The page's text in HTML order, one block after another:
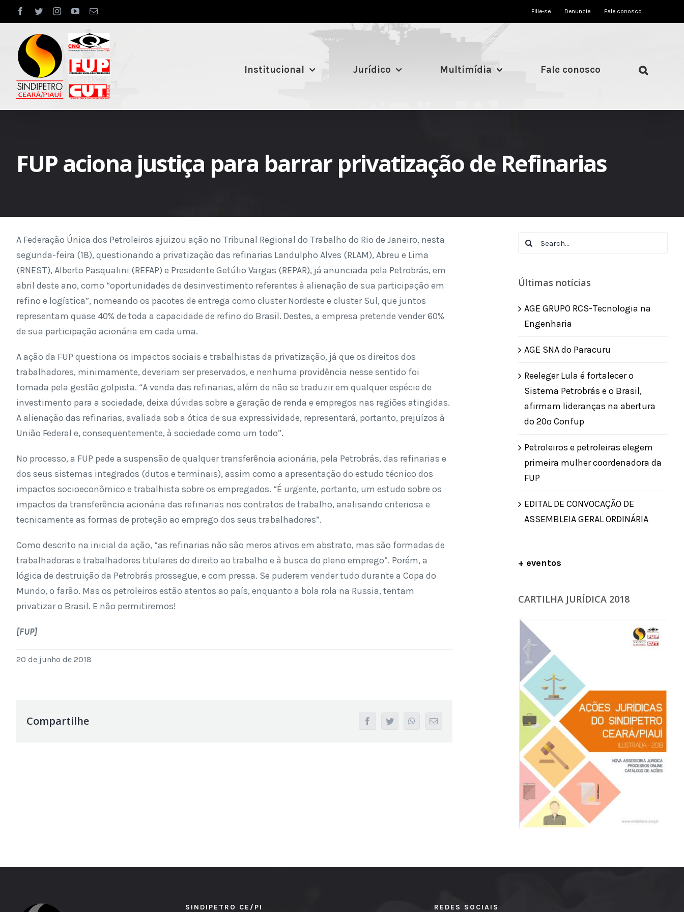
to
content
facebook
twitterinstagram
youtubeEmail Filie-se Denuncie Fale conosco
Institucional Jurídico Multimídia Fale conosco
FUP aciona justiça para barrar privatização de Refinarias
A Federação Única dos Petroleiros ajuizou ação no Tribunal Regional do Trabalho do Rio de Janeiro, nesta
segunda-feira (18), questionando a privatização das refinarias Landulpho Alves (RLAM), Abreu e Lima
(RNEST), Alberto Pasqualini (REFAP) e Presidente Getúlio Vargas (REPAR), já anunciada pela Petrobrás, em
abril deste ano, como “oportunidades de desinvestimento referentes à alienação de sua participação em
refino e logística”, nomeando os pacotes de entrega como cluster Nordeste e cluster Sul, que juntos
representam quase 40% de toda a capacidade de refino do Brasil. Destes, a empresa pretende vender 60%
de sua participação acionária em cada uma.
A ação da FUP questiona os impactos sociais e trabalhistas da privatização, já que os direitos dos
trabalhadores, minimamente, deveriam ser preservados, e nenhuma providência nesse sentido foi
tomada pela gestão golpista. “A venda das refinarias, além de não se traduzir em qualquer espécie de
investimento para a sociedade, deixa dúvidas sobre a geração de renda e empregos nas regiões atingidas.
A alienação das refinarias, avaliada sob a ótica de sua expressividade, representará, portanto, prejuízos à
União Federal e, consequentemente, à sociedade como um todo”.
No processo, a FUP pede a suspensão de qualquer transferência acionária, pela Petrobrás, das refinarias e
dos seus sistemas integrados (dutos e terminais), assim como a apresentação do estudo técnico dos
impactos socioeconômico e trabalhista sobre os empregados. “É urgente, portanto, um estudo sobre os
impactos da transferência acionária das refinarias nos contratos de trabalho, analisando criteriosa e
tecnicamente as formas de proteção ao emprego dos seus trabalhadores”.
Como descrito na inicial da ação, “as refinarias não são meros ativos em abstrato, mas são formadas de
trabalhadoras e trabalhadores titulares do direito ao trabalho e à busca do pleno emprego”. Porém, a
lógica de destruição da Petrobrás prossegue, e com pressa. Se puderem vender tudo durante a Copa do
Mundo, o farão. Mas os petroleiros estão atentos ao país, enquanto a bola rola na Russia, tentam
privatizar o Brasil. E não permitiremos!
[FUP]
20 de junho de 2018
Compartilhe facebooktwitter whatsappEmail
Search
Últimas notícias
AGE GRUPO RCS-Tecnologia na
Engenharia
AGE SNA do Paracuru
Reeleger Lula é fortalecer o
Sistema Petrobrás e o Brasil,
afirmam lideranças na abertura
do 20º Confup
Petroleiros e petroleiras elegem
primeira mulher coordenadora da
FUP
EDITAL DE CONVOCAÇÃO DE
ASSEMBLEIA GERAL ORDINÁRIA
+ eventos
CARTILHA JURÍDICA 2018
SINDIPETRO CE/PI REDES SOCIAIS